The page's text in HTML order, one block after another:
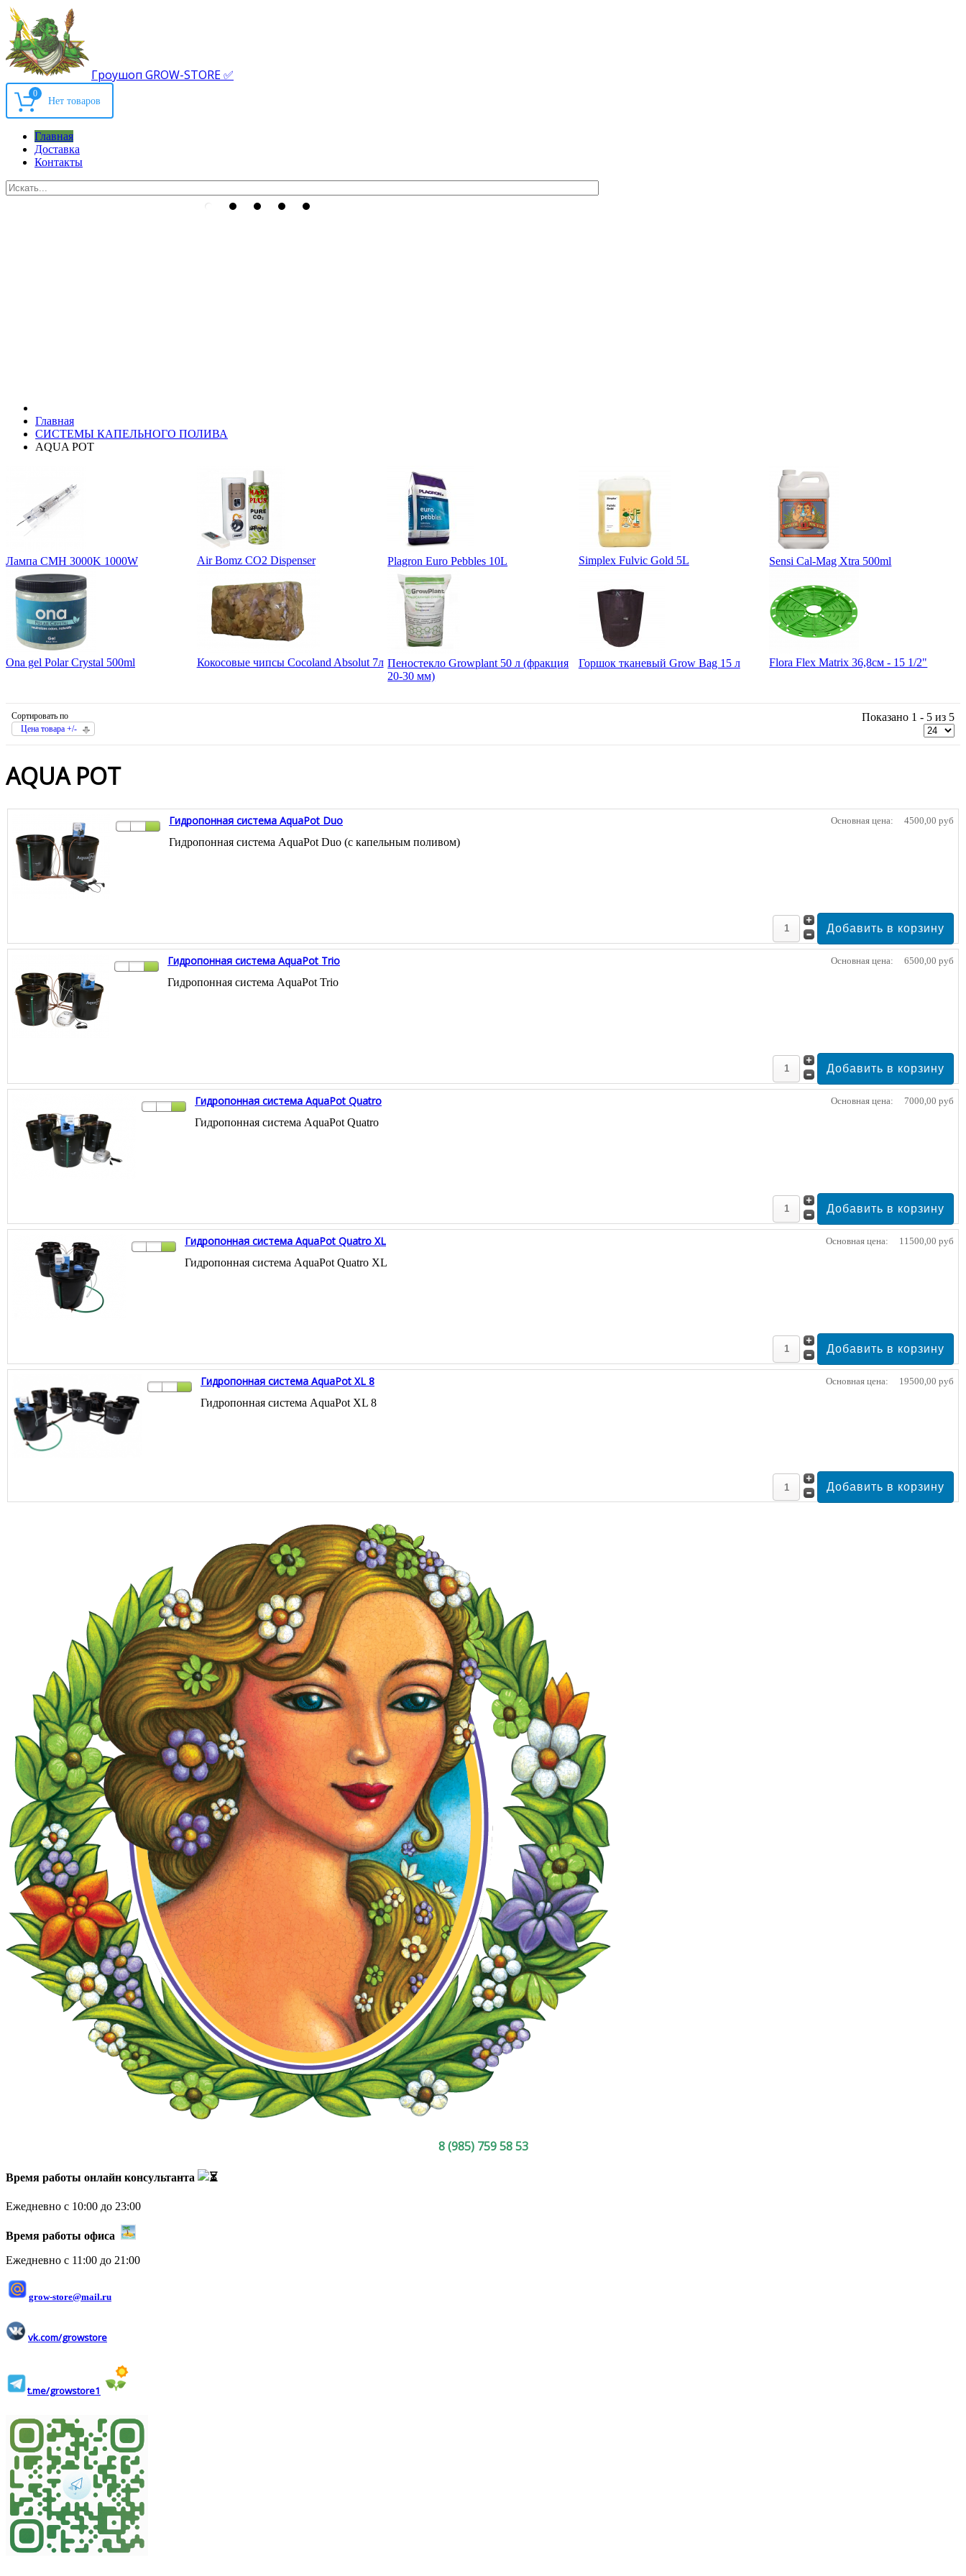
Гроушоп GROW-STORE ✅
0
Главная
Доставка
Контакты
Главная
СИСТЕМЫ КАПЕЛЬНОГО ПОЛИВА
AQUA POT
Лампа CMH 3000K 1000W Air Bomz CO2 Dispenser Plagron Euro Pebbles 10L Simplex Fulvic Gold 5L Sensi Cal-Mag Xtra 500ml
Ona gel Polar Crystal 500ml Кокосовые чипсы Cocoland Absolut 7л Пеностекло Growplant 50 л (фракция
20-30 мм)
Горшок тканевый Grow Bag 15 л Flora Flex Matrix 36,8см - 15 1/2"
Сортировать по
Цена товара +/-
Показано 1 - 5 из 5
AQUA POT
Гидропонная система AquaPot Duo
Гидропонная система AquaPot Duo (с капельным поливом)
Основная цена: 4500,00 руб
Гидропонная система AquaPot Trio
Гидропонная система AquaPot Trio
Основная цена: 6500,00 руб
Гидропонная система AquaPot Quatro
Гидропонная система AquaPot Quatro
Основная цена: 7000,00 руб
Гидропонная система AquaPot Quatro XL
Гидропонная система AquaPot Quatro XL
Основная цена: 11500,00 руб
Гидропонная система AquaPot XL 8
Гидропонная система AquaPot XL 8
Основная цена: 19500,00 руб
8 (985) 759 58 53
Время работы онлайн консультанта
Ежедневно с 10:00 до 23:00
Время работы офиса
Ежедневно с 11:00 до 21:00
grow-store@mail.ru
vk.com/growstore
t.me/growstore1